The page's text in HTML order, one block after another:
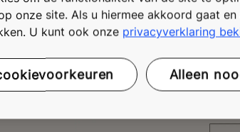
passen
onze site. Als u hiermee akkoord gaat
U kunt ook onze privacyverklaring
Alleen